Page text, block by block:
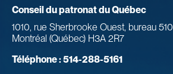
Conseil du patronat du Québec
1010, rue Sherbrooke Ouest, bureau 510
Montréal (Québec) H3A 2R7
Téléphone :514-288-5161